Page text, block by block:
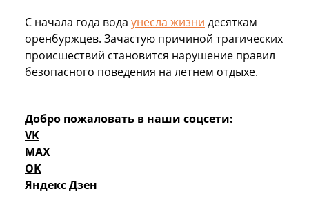
С начала года вода унесла жизни десяткам
оренбуржцев. Зачастую причиной трагических
происшествий становится нарушение правил
безопасного поведения на летнем отдыхе.
Добро пожаловать в наши соцсети:
VK
MAX
OK
Яндекс Дзен